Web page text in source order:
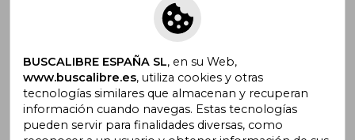
Suscríbete para recibir ofertas y
promociones
¿Necesitas ayuda?
BUSCALIBRE ESPAÑA SL, en su Web,
www.buscalibre.es, utiliza cookies y otras
tecnologías similares que almacenan y recuperan
información cuando navegas. Estas tecnologías
pueden servir para finalidades diversas, como